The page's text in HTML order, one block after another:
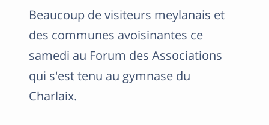
Beaucoup de visiteurs meylanais et
des communes avoisinantes ce
samedi au Forum des Associations
qui s'est tenu au gymnase du
Charlaix.